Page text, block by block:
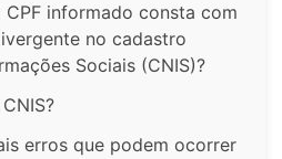
informado consta com
no cadastro
Sociais (CNIS)?
erros que podem ocorrer